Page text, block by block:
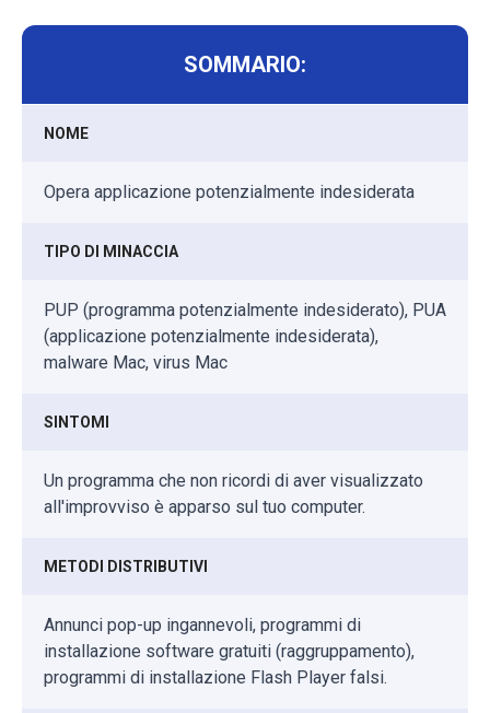
SOMMARIO:
NOME
Opera applicazione potenzialmente indesiderata
TIPO DI MINACCIA
PUP (programma potenzialmente indesiderato), PUA
(applicazione potenzialmente indesiderata),
malware Mac, virus Mac
SINTOMI
Un programma che non ricordi di aver visualizzato
all'improvviso è apparso sul tuo computer.
METODI DISTRIBUTIVI
Annunci pop-up ingannevoli, programmi di
installazione software gratuiti (raggruppamento),
programmi di installazione Flash Player falsi.